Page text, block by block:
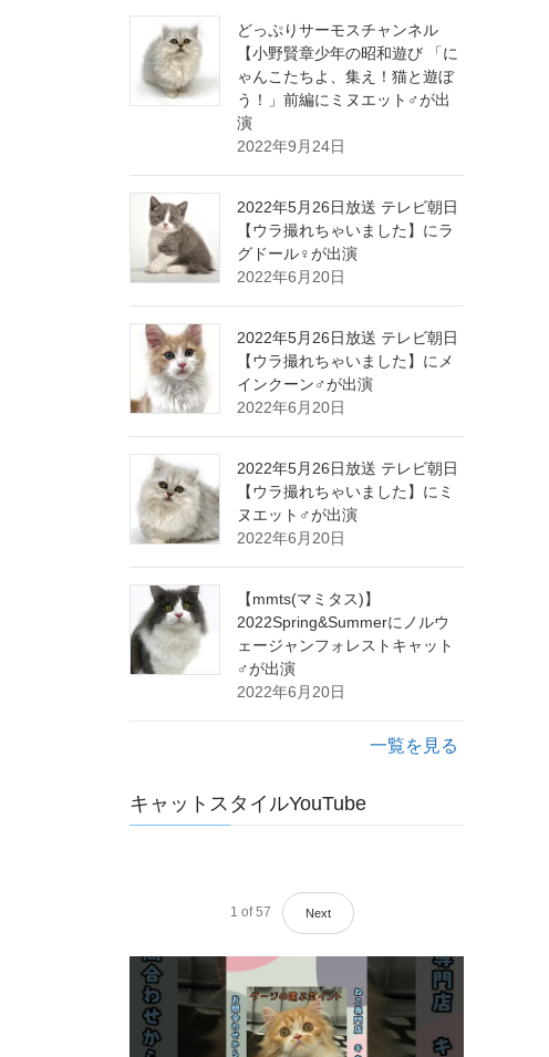
どっぷりサーモスチャンネル
【小野賢章少年の昭和遊び 「に
ゃんこたちよ、集え！猫と遊ぼ
う！」前編にミヌエット♂が出
演
2022年9月24日
2022年5月26日放送 テレビ朝日
【ウラ撮れちゃいました】にラ
グドール♀が出演
2022年6月20日
2022年5月26日放送 テレビ朝日
【ウラ撮れちゃいました】にメ
インクーン♂が出演
2022年6月20日
2022年5月26日放送 テレビ朝日
【ウラ撮れちゃいました】にミ
ヌエット♂が出演
2022年6月20日
【mmts(マミタス)】
2022Spring&Summerにノルウ
ェージャンフォレストキャット
♂が出演
2022年6月20日
一覧を見る
キャットスタイルYouTube
1 of 57 Next